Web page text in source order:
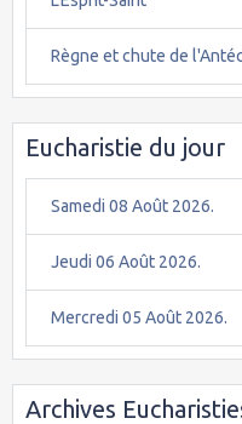
Règne et chute de
Eucharistie du jour
Samedi 08 Août 2026.
Jeudi 06 Août 2026.
Mercredi 05 Août 2026.
Archives